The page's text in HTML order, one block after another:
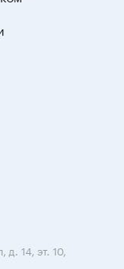
д. 14, эт. 10,